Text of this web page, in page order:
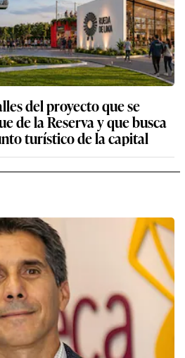
del proyecto que se
de la Reserva y que busca
turístico de la capital